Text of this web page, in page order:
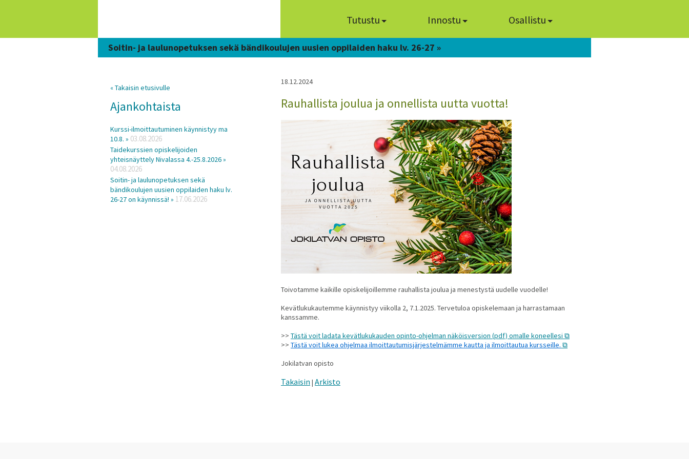
Tutustu Innostu Osallistu
Soitin- ja laulunopetuksen sekä bändikoulujen uusien oppilaiden haku lv. 26-27 »
18.12.2024
Rauhallista joulua ja onnellista uutta vuotta!
Toivotamme kaikille opiskelijoillemme rauhallista joulua ja menestystä uudelle vuodelle!
Kevätlukukautemme käynnistyy viikolla 2, 7.1.2025. Tervetuloa opiskelemaan ja harrastamaan
kanssamme.
>> Tästä voit ladata kevätlukukauden opinto-ohjelman näköisversion (pdf) omalle koneellesi
>> Tästä voit lukea ohjelmaa ilmoittautumisjärjestelmämme kautta ja ilmoittautua kursseille.
Jokilatvan opisto
Takaisin | Arkisto
« Takaisin etusivulle
Ajankohtaista
Kurssi-ilmoittautuminen käynnistyy ma
10.8. » 03.08.2026
Taidekurssien opiskelijoiden
yhteisnäyttely Nivalassa 4.-25.8.2026 »
04.08.2026
Soitin- ja laulunopetuksen sekä
bändikoulujen uusien oppilaiden haku lv.
26-27 on käynnissä! » 17.06.2026